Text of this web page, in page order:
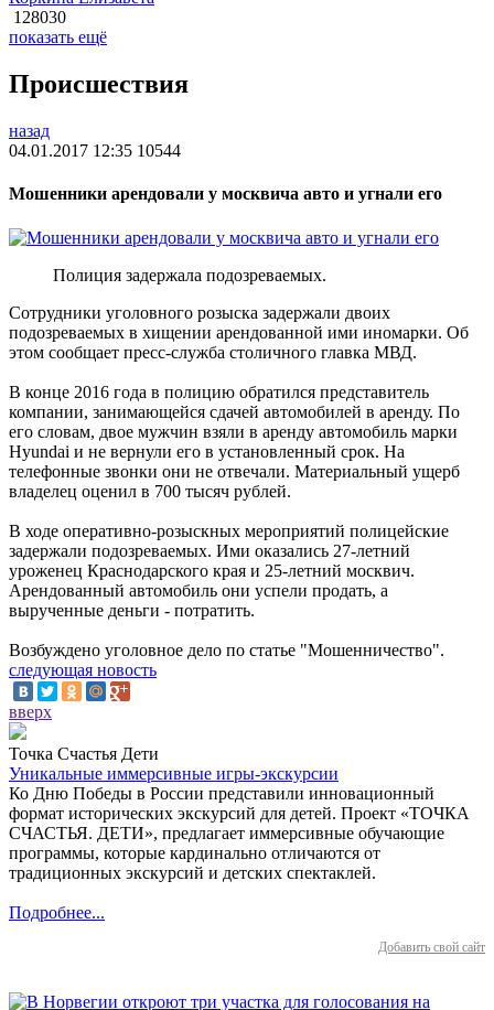
128030
показать ещё
Происшествия
назад
04.01.2017 12:35 10544
Мошенники арендовали у москвича авто и угнали его
Полиция задержала подозреваемых.
Сотрудники уголовного розыска задержали двоих
подозреваемых в хищении арендованной ими иномарки. Об
этом сообщает пресс-служба столичного главка МВД.
В конце 2016 года в полицию обратился представитель
компании, занимающейся сдачей автомобилей в аренду. По
его словам, двое мужчин взяли в аренду автомобиль марки
Hyundai и не вернули его в установленный срок. На
телефонные звонки они не отвечали. Материальный ущерб
владелец оценил в 700 тысяч рублей.
В ходе оперативно-розыскных мероприятий полицейские
задержали подозреваемых. Ими оказались 27-летний
уроженец Краснодарского края и 25-летний москвич.
Арендованный автомобиль они успели продать, а
вырученные деньги - потратить.
Возбуждено уголовное дело по статье "Мошенничество".
следующая новость
вверх
Точка Счастья Дети
Уникальные иммерсивные игры-экскурсии
Ко Дню Победы в России представили инновационный
формат исторических экскурсий для детей. Проект «ТОЧКА
СЧАСТЬЯ. ДЕТИ», предлагает иммерсивные обучающие
программы, которые кардинально отличаются от
традиционных экскурсий и детских спектаклей.
Подробнее...
Добавить свой сайт